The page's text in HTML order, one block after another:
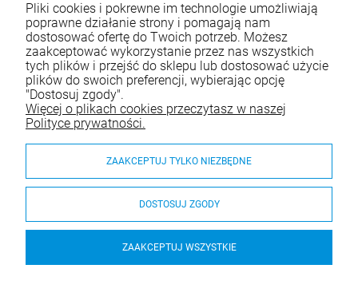
Tel.:
+48 516 452 080
E-mail: kontakt@wiernibogu.pl
Pomoc
Moje konto
Informacje
Pliki cookies i pokrewne im technologie umożliwiają
poprawne działanie strony i pomagają nam
dostosować ofertę do Twoich potrzeb. Możesz
zaakceptować wykorzystanie przez nas wszystkich
tych plików i przejść do sklepu lub dostosować użycie
plików do swoich preferencji, wybierając opcję
"Dostosuj zgody".
Więcej o plikach cookies przeczytasz w naszej
Polityce prywatności.
ZAAKCEPTUJ TYLKO NIEZBĘDNE
DOSTOSUJ ZGODY
ZAAKCEPTUJ WSZYSTKIE